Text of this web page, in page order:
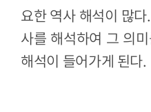
요한 역사 해석이 많
사를 해석하여 그 의
해석이 들어가게 된다.